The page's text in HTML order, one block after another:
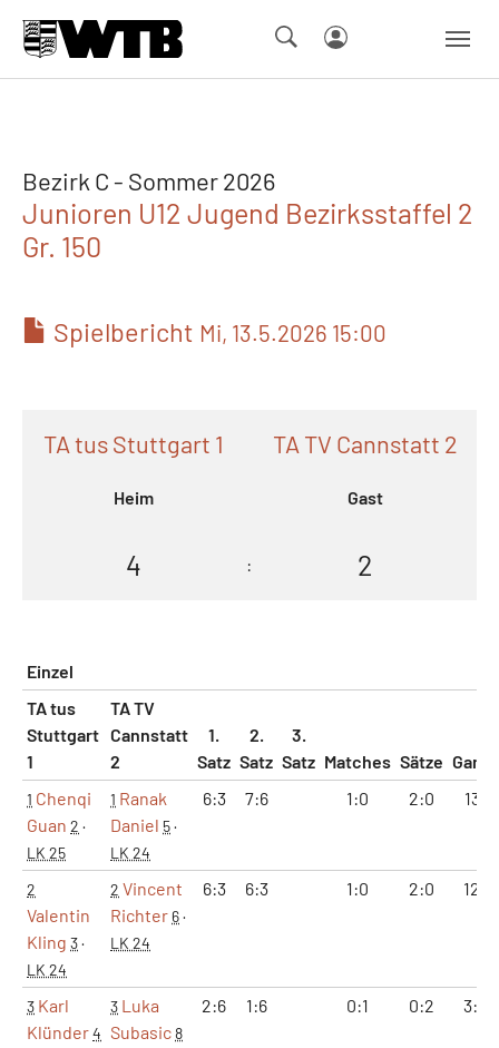
Bezirk C - Sommer 2026
Junioren U12 Jugend Bezirksstaffel 2
Gr. 150
Spielbericht Mi, 13.5.2026 15:00
TA tus Stuttgart 1
Heim
TA TV Cannstatt 2
Gast
4 : 2
Einzel
TA tus
Stuttgart
1
TA TV
Cannstatt
2
1.
Satz
2.
Satz
3.
Satz Matches Sätze
1 Chenqi
Guan 2 ·
LK 25
1 Ranak
Daniel 5·
LK 24
6:3 7:6 1:0 2:0 13:9
2
Valentin
Kling 3·
LK 24
2 Vincent
Richter 6·
LK 24
6:3 6:3 1:0 2:0 12:6
3 Karl
Klünder4
3 Luka
Subasic8
2:6 1:6 0:1 0:2 3:12